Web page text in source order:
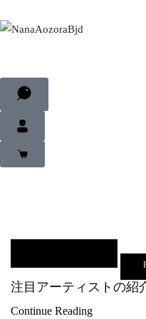
注目アーティストの紹
Continue Reading